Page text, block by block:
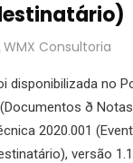
WMX Consultoria
disponibilizada no
ð
2020.001
versão